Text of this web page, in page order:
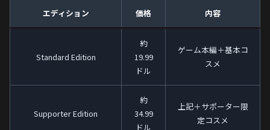
エディション 価格 内容
Standard Edition
約
19.99
ドル
ゲーム本編＋基本コ
スメ
Supporter Edition
約
34.99
ドル
上記＋サポーター限
定コスメ